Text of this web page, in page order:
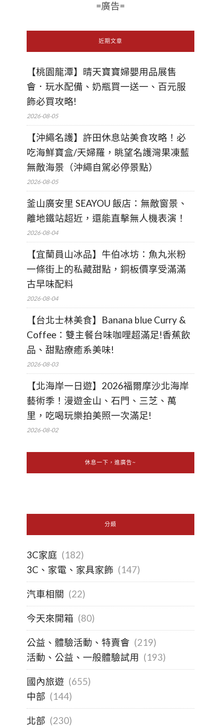
=廣告=
近期文章
【桃園龍潭】晴天寶寶婦嬰用品展售
會．玩水配備、奶瓶買一送一、百元服
飾必買攻略!
2026-08-05
【沖繩名護】許田休息站美食攻略！必
吃海鮮寶盒/天婦羅，眺望名護灣果凍藍
無敵海景（沖繩自駕必停景點）
2026-08-05
釜山廣安里 SEAYOU 飯店：無敵窗景、
離地鐵站超近，還能直擊無人機表演！
2026-08-04
【宜蘭員山冰品】牛伯冰坊：魚丸米粉
一條街上的私藏甜點，銅板價享受滿滿
古早味配料
2026-08-04
【台北士林美食】Banana blue Curry &
Coffee：雙主餐台味咖哩超滿足!香蕉飲
品、甜點療癒系美味!
2026-08-03
【北海岸一日遊】2026福爾摩沙北海岸
藝術季！漫遊金山、石門、三芝、萬
里，吃喝玩樂拍美照一次滿足!
2026-08-02
休息一下，進廣告~
分類
3C家庭 (182)
3C、家電、家具家飾 (147)
汽車相關 (22)
今天來開箱 (80)
公益、體驗活動、特賣會 (219)
活動、公益、一般體驗試用 (193)
國內旅遊 (655)
中部 (144)
北部 (230)